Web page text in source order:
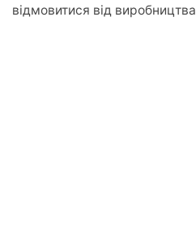
відмовитися від виробництва